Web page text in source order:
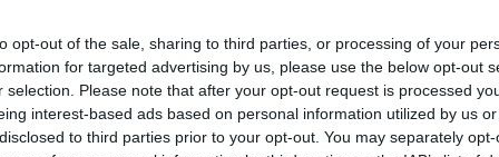
opt-out of the sale, sharing to third parties, or processing of your
for targeted advertising by us, please use the below opt-out
selection. Please note that after your opt-out request is processed
interest-based ads based on personal information utilized by us
to third parties prior to your opt-out. You may separately
Mano Europos Parlamentas